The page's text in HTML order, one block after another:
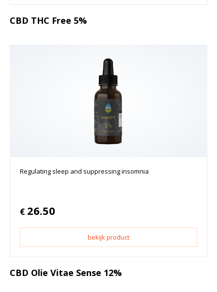
CBD THC Free 5%
Regulating sleep and suppressing insomnia
€ 26.50
bekijk product
CBD Olie Vitae Sense 12%